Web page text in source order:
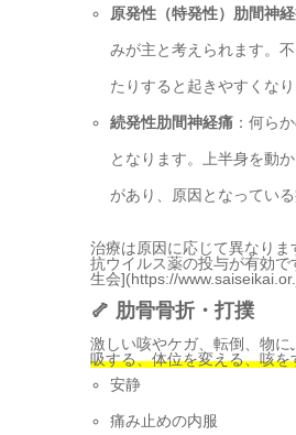
原発性（特発性）肋間神
みが主と考えられます。
たりすると起きやすくな
続発性肋間神経痛 ：何ら
となります。上半身を動
があり、原因となってい
治療は原因に応じて異なり
抗ウイルス薬の投与が有効
生会](https://
🦴 肋骨骨折・打撲
激しい咳やケガ、転倒、物に
吸する、体位を変える、咳
安静
痛み止めの内服